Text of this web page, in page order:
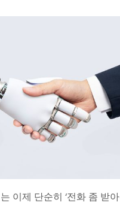
이제 단순히 ‘전화 좀 받